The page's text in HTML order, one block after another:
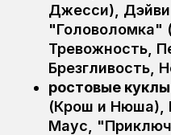
Джесси),
"Головоломка"
Тревожность,
Брезгливость,
ростовые
(Крош и Нюша),
Маус,